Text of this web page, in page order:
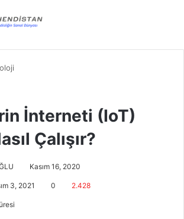
İnterneti (IoT)
Çalışır?
Kasım 16, 2020
3, 2021 0 2.428